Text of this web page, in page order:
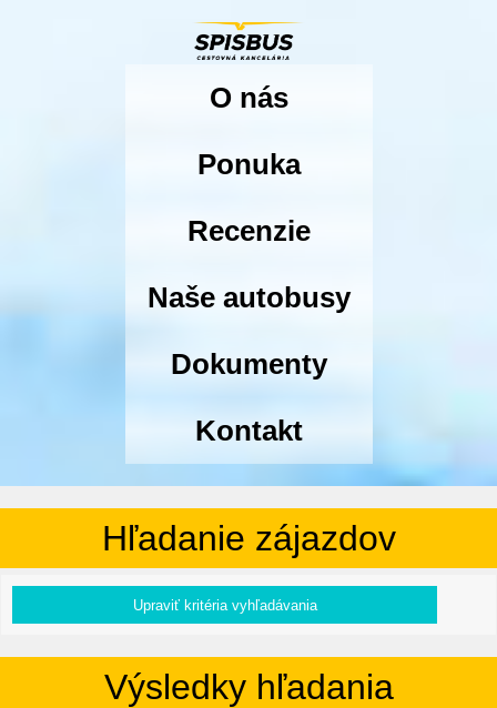
O nás
Ponuka
Recenzie
Naše autobusy
Dokumenty
Kontakt
Hľadanie zájazdov
Výsledky hľadania